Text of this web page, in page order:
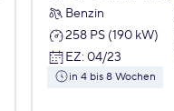
Benzin
258 PS (190 kW)
EZ: 04/23
in 4 bis 8 Wochen